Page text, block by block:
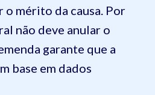
o mérito da causa. Por
não deve anular o
garante que a
base em dados